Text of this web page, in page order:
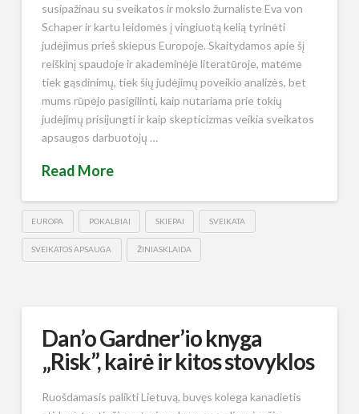
susipažinau su sveikatos ir mokslo žurnaliste Eva von
Schaper ir kartu leidomės į vingiuotą kelią tyrinėti
judėjimus prieš skiepus Europoje. Skaitydamos apie šį
reiškinį spaudoje ir akademinėje literatūroje, matėme
tiek gąsdinimų, tiek šių judėjimų poveikio analizės, bet
mums rūpėjo pasigilinti, kaip nutariama prie tokių
judėjimų prisijungti ir kaip skepticizmas veikia sveikatos
apsaugos darbuotojų …
Read More
EUROPA POKALBIAI SKIEPAI SVEIKATA
SVEIKATOS APSAUGA ŽINIASKLAIDA
Dan’o Gardner’io knyga
„Risk”, kairė ir kitos stovyklos
Ruošdamasis palikti Lietuvą, buvęs kolega kanadietis